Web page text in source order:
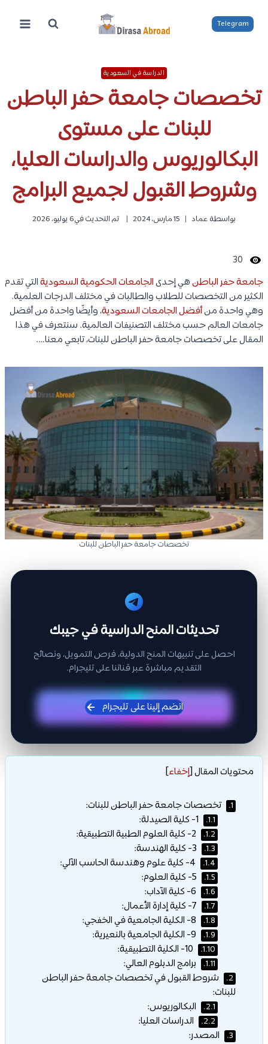
المحتوى
Telegram
الدراسة في السعودية
تخصصات جامعة حفر الباطن
للبنات على مستوى
البكالوريوس والدراسات العليا،
وشروط القبول لجميع البرامج
بواسطة عماد 15 مارس، 2024 تم التحديث في6 يوليو، 2026
30
جامعة حفر الباطنهي إحدىالجامعات الحكومية السعوديةالتي تقدم
الكثير من التخصصات للطلاب والطالبات في مختلف الدرجات العلمية.
وهي واحدة منأفضل الجامعات السعودية، وأيضًا واحدة من أفضل
جامعات العالم حسب مختلف التصنيفات العالمية. سنتعرف في هذا
المقال على تخصصات جامعة حفر الباطن للبنات، تابعي معنا….
تخصصات جامعة حفر الباطن للبنات
تحديثات المنح الدراسية في جيبك
احصل على تنبيهات المنح الدولية، فرص التمويل، ونصائح
التقديم مباشرة عبر قناتنا على تليجرام.
انضم إلينا على تليجرام
محتويات المقال[إخفاء]
1. تخصصات جامعة حفر الباطن للبنات:
1.1.
1.2.
1.3.
1.4.
1.5.
1.6.
1.7.
1.8.
1.9.
1.10.
1.11. برامج الدبلوم العالي:
2.
شروط القبول في تخصصات جامعة حفر الباطن
للبنات:
2.1. البكالوريوس:
2.2. الدراسات العليا:
3. المصدر: